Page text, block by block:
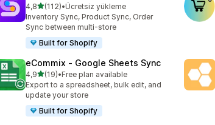
4,85 yıldız üzerinden
(112)
toplam 112 değerlendirme
•Ücretsiz yükleme
Inventory Sync, Product Sync, Order
Sync between multi-store
Built for Shopify
eCommix ‑ Google Sheets Sync
4,95 yıldız üzerinden
(19)
toplam 19 değerlendirme
•Free plan available
Export to a spreadsheet, bulk edit, and
update your store
Built for Shopify